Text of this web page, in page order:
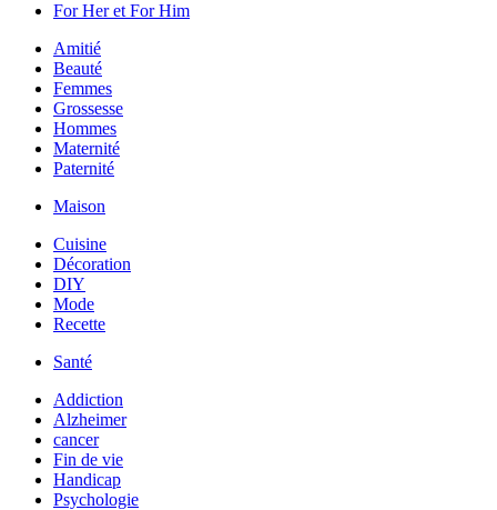
For Her et For Him
Amitié
Beauté
Femmes
Grossesse
Hommes
Maternité
Paternité
Maison
Cuisine
Décoration
DIY
Mode
Recette
Santé
Addiction
Alzheimer
cancer
Fin de vie
Handicap
Psychologie